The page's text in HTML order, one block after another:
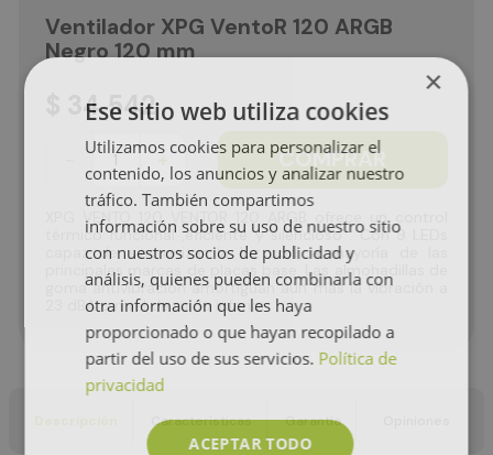
Ventilador XPG VentoR 120 ARGB
Negro 120 mm
34.542
＋ COMPRAR
XPG VENTO 120 VENTOR 120 ARGB ofrece un control
térmico funcional ,eficiente y silencioso . Con 9 LEDs
capaz de sincronizar la luz con la mayoría de las
principales marcas de placas base. Las almohadillas de
goma antivibración amortiguan aún más la vibración a
23 dBA o nivel de ruido inferior
Características Garantía
×
Ese sitio web utiliza cookies
Utilizamos cookies para personalizar el
contenido, los anuncios y analizar nuestro
tráfico. También compartimos
información sobre su uso de nuestro sitio
con nuestros socios de publicidad y
análisis, quienes pueden combinarla con
otra información que les haya
proporcionado o que hayan recopilado a
partir del uso de sus servicios. Política de
privacidad
ACEPTAR TODO